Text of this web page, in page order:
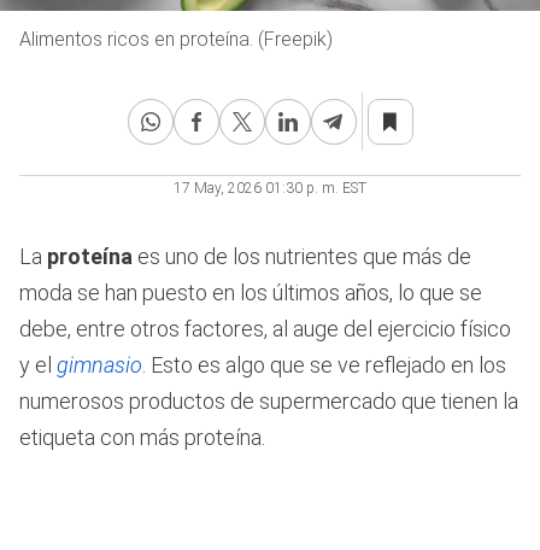
Alimentos ricos en proteína. (Freepik)
17 May, 2026 01:30 p. m. EST
La proteína es uno de los nutrientes que más de
moda se han puesto en los últimos años, lo que se
debe, entre otros factores, al auge del ejercicio físico
y el gimnasio . Esto es algo que se ve reflejado en los
numerosos productos de supermercado que tienen la
etiqueta con más proteína.